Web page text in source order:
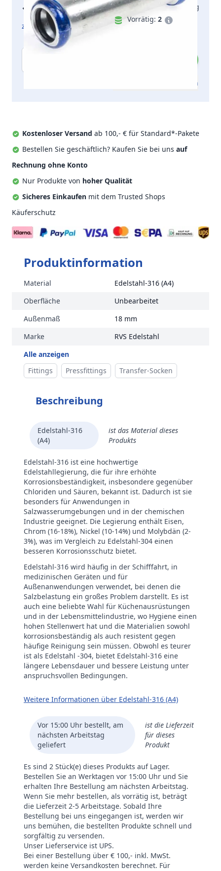
14,98 € inkl. MwSt.
zzgl. Versandkosten
Lieferung am Montag
Vorrätig: 2
Menge
Zum Angebot hinzufügen
Kostenloser Versand ab 100,- € für Standard*-Pakete
Bestellen Sie geschäftlich? Kaufen Sie bei uns auf
Rechnung ohne Konto
Nur Produkte von hoher Qualität
Sicheres Einkaufen mit dem Trusted Shops
Käuferschutz
Produktinformation
Material
Edelstahl-316 (A4)
Oberfläche
Unbearbeitet
Außenmaß
18 mm
Marke
RVS Edelstahl
Alle anzeigen
Fittings
Pressfittings Transfer-Socken
Beschreibung
Edelstahl-316
(A4)
ist das Material dieses
Produkts
Edelstahl-316 ist eine hochwertige
Edelstahllegierung, die für ihre erhöhte
Korrosionsbeständigkeit, insbesondere gegenüber
Chloriden und Säuren, bekannt ist. Dadurch ist sie
besonders für Anwendungen in
Salzwasserumgebungen und in der chemischen
Industrie geeignet. Die Legierung enthält Eisen,
Chrom (16-18%), Nickel (10-14%) und Molybdän (2-
3%), was im Vergleich zu Edelstahl-304 einen
besseren Korrosionsschutz bietet.
Edelstahl-316 wird häufig in der Schifffahrt, in
medizinischen Geräten und für
Außenanwendungen verwendet, bei denen die
Salzbelastung ein großes Problem darstellt. Es ist
auch eine beliebte Wahl für Küchenausrüstungen
und in der Lebensmittelindustrie, wo Hygiene einen
hohen Stellenwert hat und die Materialien sowohl
korrosionsbeständig als auch resistent gegen
häufige Reinigung sein müssen. Obwohl es teurer
ist als Edelstahl -304, bietet Edelstahl-316 eine
längere Lebensdauer und bessere Leistung unter
anspruchsvollen Bedingungen.
Weitere Informationen über Edelstahl-316 (A4)
Vor 15:00 Uhr bestellt, am
nächsten Arbeitstag
geliefert
ist die Lieferzeit
für dieses
Produkt
Es sind 2 Stück(e) dieses Produkts auf Lager.
Bestellen Sie an Werktagen vor 15:00 Uhr und Sie
erhalten Ihre Bestellung am nächsten Arbeitstag.
Wenn Sie mehr bestellen, als vorrätig ist, beträgt
die Lieferzeit 2-5 Arbeitstage. Sobald Ihre
Bestellung bei uns eingegangen ist, werden wir
uns bemühen, die bestellten Produkte schnell und
sorgfältig zu versenden.
Unser Lieferservice ist UPS.
Bei einer Bestellung über € 100,- inkl. MwSt.
werden keine Versandkosten berechnet. Für